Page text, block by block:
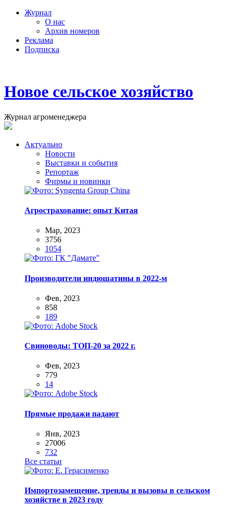
Журнал
О нас
Архив номеров
Реклама
Подписка
Новое сельское хозяйство
Журнал агроменеджера
Актуально
Новости
Выставки и события
Репортаж
Фирмы и новинки
Агрострахование: опыт Китая
Мар, 2023
3756
1054
Производители индюшатины в 2022-м
Фев, 2023
858
189
Свиноводы: ТОП-20 за 2022 г.
Фев, 2023
779
14
Прямые продажи падают
Янв, 2023
27006
732
Все статьи
Импортозамещение, тренды и вызовы в сельском
хозяйстве в 2023 году